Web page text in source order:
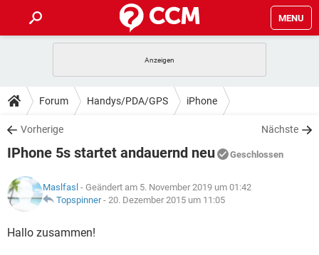
MENU
ANDROID IOS
WINDOWS 10
WHATSAPP TIKTOK
FACEBOOK
TIPPS & TRICKS
SPIELE STREAMING
WHATSAPP TIKTOK
FACEBOOK
DOWNLOADS
SPIELE STREAMING
ANDROID
WINDOWS 10 INSTAGRAM
WHATSAPP
SPIELE STREAMING
ANDROID
WINDOWS 10
LEXIKON
SPIELE
Forum Handys/PDA/GPS iPhone
Vorherige Nächste
IPhone 5s startet andauernd neu Geschlossen
Maslfasl - Geändert am 5. November 2019 um 01:42
Topspinner- 20. Dezember 2015 um 11:05
Hallo zusammen!